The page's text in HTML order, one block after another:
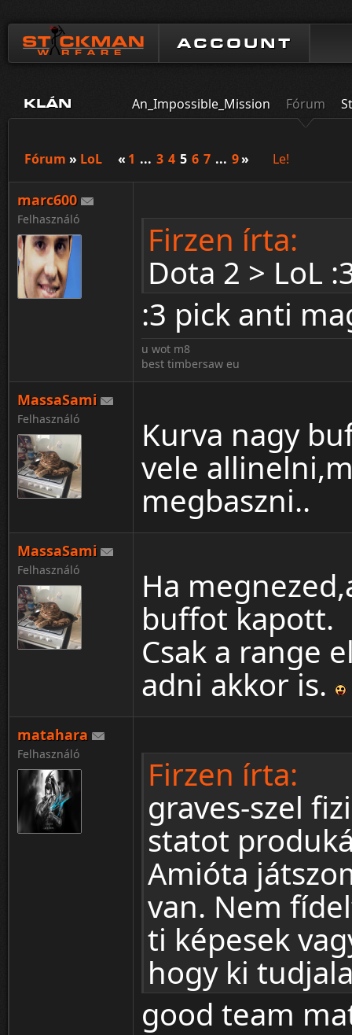
ACCOUNT
KLÁN An_Impossible_Mission Fórum
Fórum » LoL « 1 ... 3 4 5 6 7 ... 9» Le!
marc600
Felhasználó
Firzen írta:
Dota 2 > LoL
:3 pick anti
u wot m8
best timbersaw eu
MassaSami
Felhasználó
Kurva nagy
vele
megbaszni..
MassaSami
Felhasználó
Ha
buffot kapott.
Csak a range
adni akkor is.
matahara
Felhasználó
Firzen írta:
graves-szel
statot
Amióta
van. Nem
ti képesek
hogy ki
good team